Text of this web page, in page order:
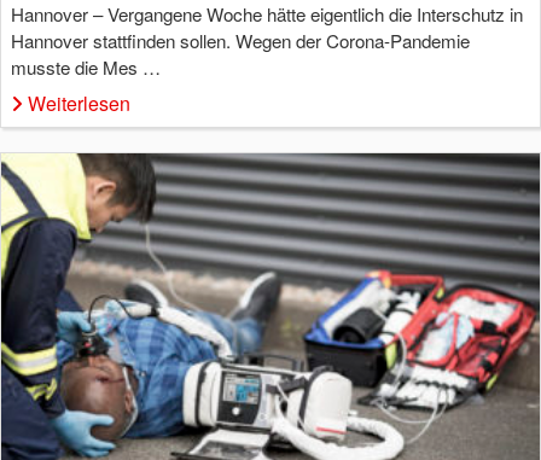
Hannover – Vergangene Woche hätte eigentlich die Interschutz in
Hannover stattfinden sollen. Wegen der Corona-Pandemie
musste die Mes …
Weiterlesen